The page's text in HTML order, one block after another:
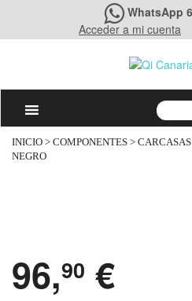
WhatsApp
Acceder a mi cuenta
INICIO > COMPONENTES > CARCASAS
NEGRO
96,90 €